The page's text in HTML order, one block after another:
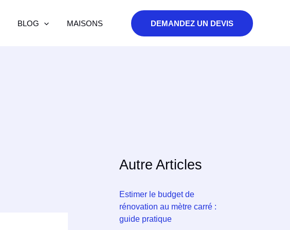
BLOG MAISONS DEMANDEZ UN DEVIS
Autre Articles
Estimer le budget de
rénovation au mètre carré :
guide pratique